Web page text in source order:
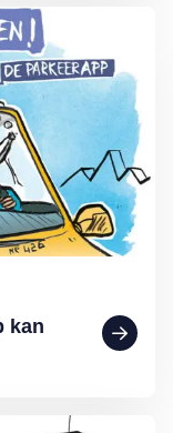
kan
kan duur uitpakken
volgens MAX